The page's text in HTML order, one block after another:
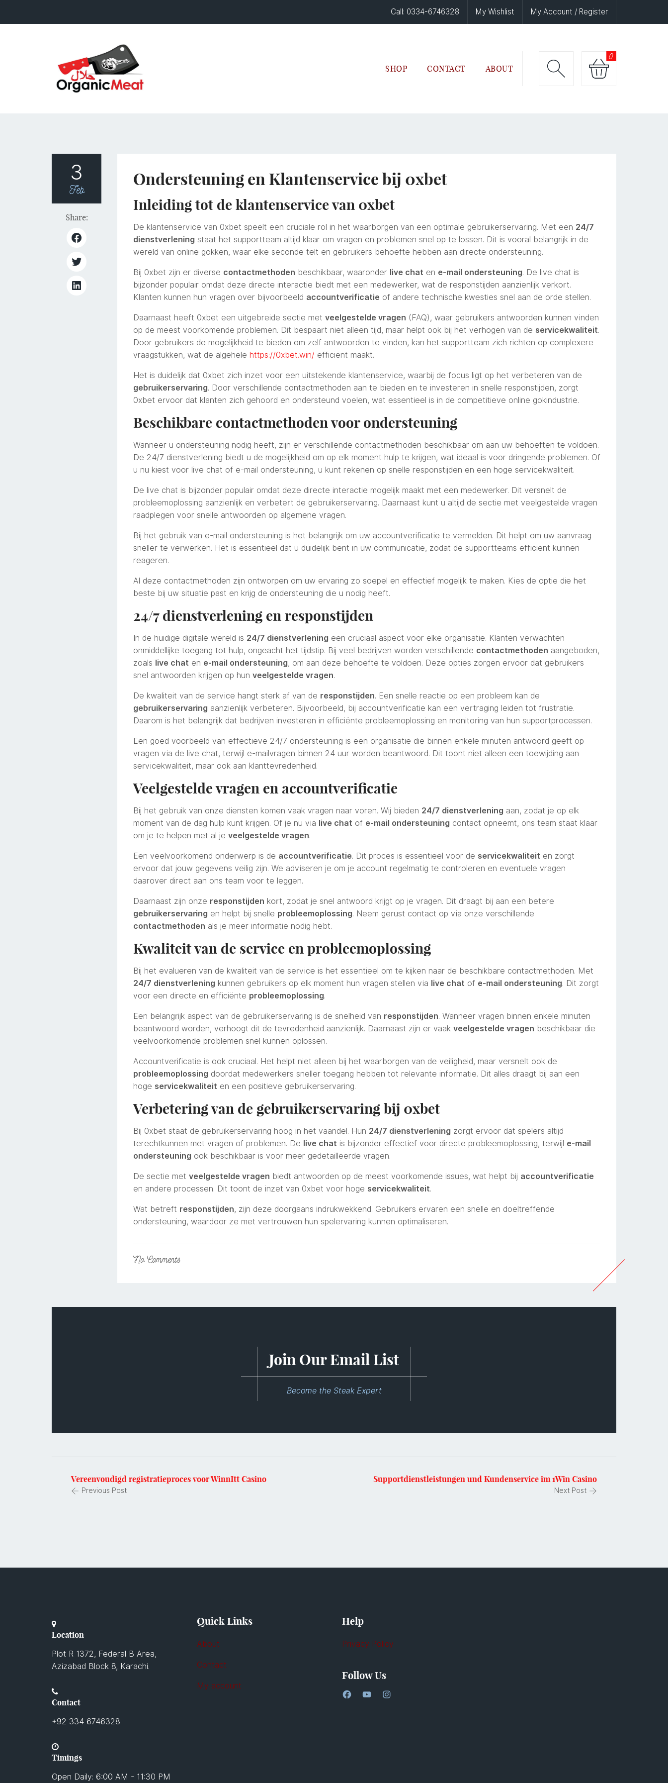
Call: 0334-6746328 My Wishlist My Account / Register
SHOP CONTACT ABOUT
0
3
Feb
Share:
Ondersteuning en Klantenservice bij 0xbet
Inleiding tot de klantenservice van 0xbet
De klantenservice van 0xbet speelt een cruciale rol in het waarborgen van een optimale gebruikerservaring. Met een 24/7
dienstverlening staat het supportteam altijd klaar om vragen en problemen snel op te lossen. Dit is vooral belangrijk in de
wereld van online gokken, waar elke seconde telt en gebruikers behoefte hebben aan directe ondersteuning.
Bij 0xbet zijn er diverse contactmethoden beschikbaar, waaronder live chat en e-mail ondersteuning. De live chat is
bijzonder populair omdat deze directe interactie biedt met een medewerker, wat de responstijden aanzienlijk verkort.
Klanten kunnen hun vragen over bijvoorbeeld accountverificatie of andere technische kwesties snel aan de orde stellen.
Daarnaast heeft 0xbet een uitgebreide sectie met veelgestelde vragen (FAQ), waar gebruikers antwoorden kunnen vinden
op de meest voorkomende problemen. Dit bespaart niet alleen tijd, maar helpt ook bij het verhogen van de servicekwaliteit.
Door gebruikers de mogelijkheid te bieden om zelf antwoorden te vinden, kan het supportteam zich richten op complexere
vraagstukken, wat de algehele https://0xbet.win/ efficiënt maakt.
Het is duidelijk dat 0xbet zich inzet voor een uitstekende klantenservice, waarbij de focus ligt op het verbeteren van de
gebruikerservaring. Door verschillende contactmethoden aan te bieden en te investeren in snelle responstijden, zorgt
0xbet ervoor dat klanten zich gehoord en ondersteund voelen, wat essentieel is in de competitieve online gokindustrie.
Beschikbare contactmethoden voor ondersteuning
Wanneer u ondersteuning nodig heeft, zijn er verschillende contactmethoden beschikbaar om aan uw behoeften te voldoen.
De 24/7 dienstverlening biedt u de mogelijkheid om op elk moment hulp te krijgen, wat ideaal is voor dringende problemen. Of
u nu kiest voor live chat of e-mail ondersteuning, u kunt rekenen op snelle responstijden en een hoge servicekwaliteit.
De live chat is bijzonder populair omdat deze directe interactie mogelijk maakt met een medewerker. Dit versnelt de
probleemoplossing aanzienlijk en verbetert de gebruikerservaring. Daarnaast kunt u altijd de sectie met veelgestelde vragen
raadplegen voor snelle antwoorden op algemene vragen.
Bij het gebruik van e-mail ondersteuning is het belangrijk om uw accountverificatie te vermelden. Dit helpt om uw aanvraag
sneller te verwerken. Het is essentieel dat u duidelijk bent in uw communicatie, zodat de supportteams efficiënt kunnen
reageren.
Al deze contactmethoden zijn ontworpen om uw ervaring zo soepel en effectief mogelijk te maken. Kies de optie die het
beste bij uw situatie past en krijg de ondersteuning die u nodig heeft.
24/7 dienstverlening en responstijden
In de huidige digitale wereld is 24/7 dienstverlening een cruciaal aspect voor elke organisatie. Klanten verwachten
onmiddellijke toegang tot hulp, ongeacht het tijdstip. Bij veel bedrijven worden verschillende contactmethoden aangeboden,
zoals live chat en e-mail ondersteuning, om aan deze behoefte te voldoen. Deze opties zorgen ervoor dat gebruikers
snel antwoorden krijgen op hun veelgestelde vragen.
De kwaliteit van de service hangt sterk af van de responstijden. Een snelle reactie op een probleem kan de
gebruikerservaring aanzienlijk verbeteren. Bijvoorbeeld, bij accountverificatie kan een vertraging leiden tot frustratie.
Daarom is het belangrijk dat bedrijven investeren in efficiënte probleemoplossing en monitoring van hun supportprocessen.
Een goed voorbeeld van effectieve 24/7 ondersteuning is een organisatie die binnen enkele minuten antwoord geeft op
vragen via de live chat, terwijl e-mailvragen binnen 24 uur worden beantwoord. Dit toont niet alleen een toewijding aan
servicekwaliteit, maar ook aan klanttevredenheid.
Veelgestelde vragen en accountverificatie
Bij het gebruik van onze diensten komen vaak vragen naar voren. Wij bieden 24/7 dienstverlening aan, zodat je op elk
moment van de dag hulp kunt krijgen. Of je nu via live chat of e-mail ondersteuning contact opneemt, ons team staat klaar
om je te helpen met al je veelgestelde vragen.
Een veelvoorkomend onderwerp is de accountverificatie. Dit proces is essentieel voor de servicekwaliteit en zorgt
ervoor dat jouw gegevens veilig zijn. We adviseren je om je account regelmatig te controleren en eventuele vragen
daarover direct aan ons team voor te leggen.
Daarnaast zijn onze responstijden kort, zodat je snel antwoord krijgt op je vragen. Dit draagt bij aan een betere
gebruikerservaring en helpt bij snelle probleemoplossing. Neem gerust contact op via onze verschillende
contactmethoden als je meer informatie nodig hebt.
Kwaliteit van de service en probleemoplossing
Bij het evalueren van de kwaliteit van de service is het essentieel om te kijken naar de beschikbare contactmethoden. Met
24/7 dienstverlening kunnen gebruikers op elk moment hun vragen stellen via live chat of e-mail ondersteuning. Dit zorgt
voor een directe en efficiënte probleemoplossing.
Een belangrijk aspect van de gebruikerservaring is de snelheid van responstijden. Wanneer vragen binnen enkele minuten
beantwoord worden, verhoogt dit de tevredenheid aanzienlijk. Daarnaast zijn er vaak veelgestelde vragen beschikbaar die
veelvoorkomende problemen snel kunnen oplossen.
Accountverificatie is ook cruciaal. Het helpt niet alleen bij het waarborgen van de veiligheid, maar versnelt ook de
probleemoplossing doordat medewerkers sneller toegang hebben tot relevante informatie. Dit alles draagt bij aan een
hoge servicekwaliteit en een positieve gebruikerservaring.
Verbetering van de gebruikerservaring bij 0xbet
Bij 0xbet staat de gebruikerservaring hoog in het vaandel. Hun 24/7 dienstverlening zorgt ervoor dat spelers altijd
terechtkunnen met vragen of problemen. De live chat is bijzonder effectief voor directe probleemoplossing, terwijl e-mail
ondersteuning ook beschikbaar is voor meer gedetailleerde vragen.
De sectie met veelgestelde vragen biedt antwoorden op de meest voorkomende issues, wat helpt bij accountverificatie
en andere processen. Dit toont de inzet van 0xbet voor hoge servicekwaliteit.
Wat betreft responstijden, zijn deze doorgaans indrukwekkend. Gebruikers ervaren een snelle en doeltreffende
ondersteuning, waardoor ze met vertrouwen hun spelervaring kunnen optimaliseren.
NoComments
Join Our Email List
Become the Steak Expert
Vereenvoudigd registratieproces voor WinnItt Casino
Previous Post
Supportdienstleistungen und Kundenservice im 1Win Casino
Next Post
Location
Plot R 1372, Federal B Area,
Azizabad Block 8, Karachi.
Contact
+92 334 6746328
Timings
Open Daily: 6:00 AM - 11:30 PM
Quick Links
About
Contact
My account
Help
Privacy Policy
Follow Us